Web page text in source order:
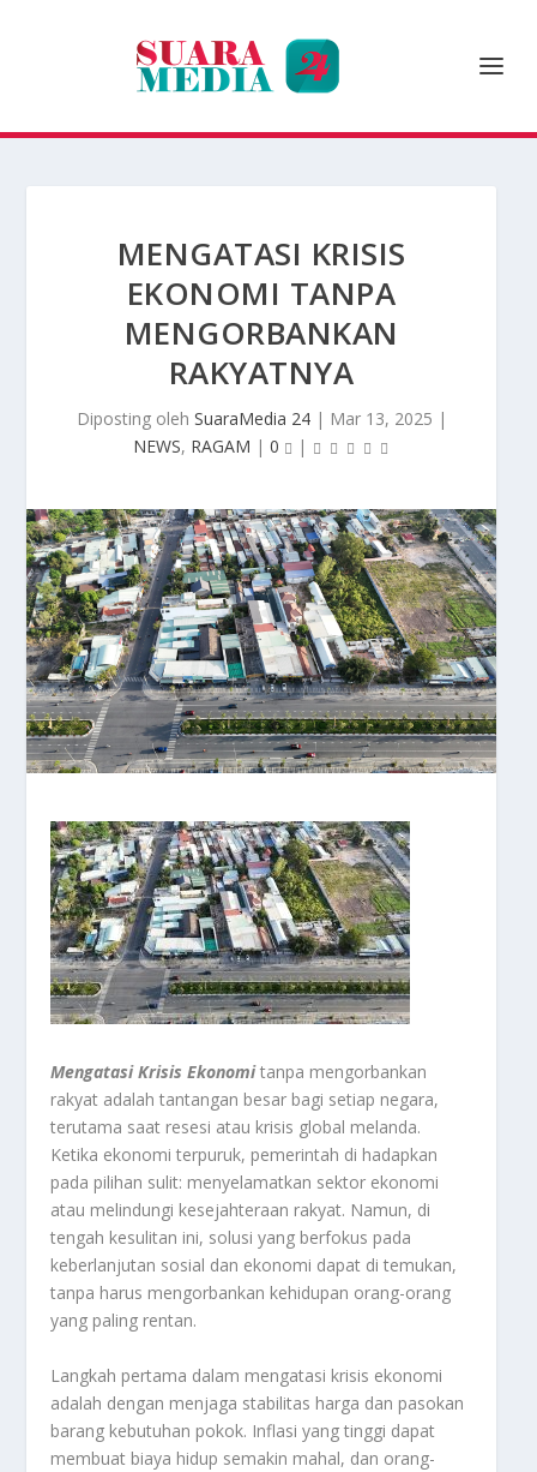
MENGATASI KRISIS
EKONOMI TANPA
MENGORBANKAN
RAKYATNYA
Diposting oleh SuaraMedia 24| Mar 13, 2025 |
NEWS, RAGAM | 0 |
Mengatasi Krisis Ekonomitanpa mengorbankan
rakyat adalah tantangan besar bagi setiap negara,
terutama saat resesi atau krisis global melanda.
Ketika ekonomi terpuruk, pemerintah di hadapkan
pada pilihan sulit: menyelamatkan sektor ekonomi
atau melindungi kesejahteraan rakyat. Namun, di
tengah kesulitan ini, solusi yang berfokus pada
keberlanjutan sosial dan ekonomi dapat di temukan,
tanpa harus mengorbankan kehidupan orang-orang
yang paling rentan.
Langkah pertama dalam mengatasi krisis ekonomi
adalah dengan menjaga stabilitas harga dan pasokan
barang kebutuhan pokok. Inflasi yang tinggi dapat
membuat biaya hidup semakin mahal, dan orang-